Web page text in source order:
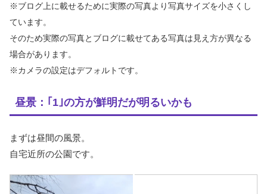
※ブログ上に載せるために実際の写真より写真サイズを小さくし
ています。
そのため実際の写真とブログに載せてある写真は見え方が異なる
場合があります。
※カメラの設定はデフォルトです。
昼景：｢1｣の方が鮮明だが明るいかも
まずは昼間の風景。
自宅近所の公園です。